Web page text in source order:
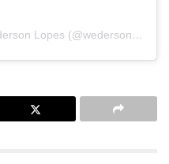
Um post compartilhado por Wederson Lopes (@wedersonlopes)